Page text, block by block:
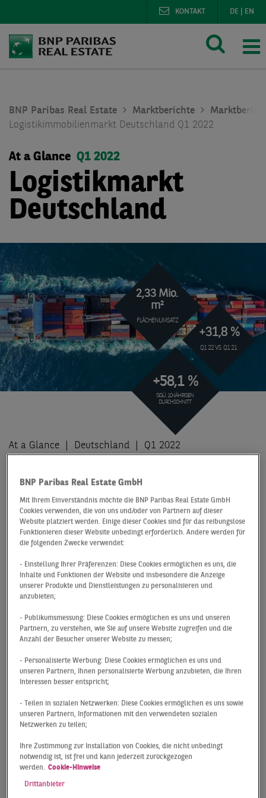
DE EN
KONTAKT
BNP Paribas Real Estate Marktberichte
Logistikimmobilienmarkt Deutschland Q1 2022
At a Glance Q1 2022
Logistikmarkt
Deutschland
2,33 Mio.
m²
FLÄCHENUMSATZ
+31,8 %
Q1 22 VS. Q1 21
+58,1 %
GGÜ. 10-JÄHRIGEN
DURCHSCHNITT
At a Glance Deutschland Q1 2022
MIT NEUEM REKORD
Die deutschen Logistikmärkte schlossen im ersten
Quartal nahtlos an das Rekordjahr 2021 an. Mit
einem Flächenumsatz von 2,33 Mio. m² (inkl.
Eigennutzer) wurde eine neue Bestmarke gesetzt
und das starke Vorjahresergebnis noch einmal um
rund ein Drittel übertroffen. Das jüngste Ergebnis
notiert fast 60 % über dem langjährigen
Durchschnitt.
Zu dem Top-Resultat haben eine Reihe von
in Grünheide, der nach endgültig erfolgter
Baugenehmigung mit 327.000 m² in den Umsatz
Auch abseits der Großtransaktionen war es ein sehr
starkes erstes Quartal. Übergeordnete Trends, wie
die weiter wachsende Bedeutung des E-Commerce,
die Neuorganisation von Lieferketten oder größere
Umstrukturierungsprozesse in der Industrie treiben
aktuell den Markt.
BNP Paribas Real Estate GmbH
Mit Ihrem Einverständnis möchte die BNP Paribas Real Estate GmbH
Cookies verwenden, die von uns und/oder von Partnern auf dieser
Website platziert werden. Einige dieser Cookies sind für das reibungslose
Funktionieren dieser Website unbedingt erforderlich. Andere werden für
die folgenden Zwecke verwendet:
- Einstellung Ihrer Präferenzen: Diese Cookies ermöglichen es uns, die
Inhalte und Funktionen der Website und insbesondere die Anzeige
unserer Produkte und Dienstleistungen zu personalisieren und
anzubieten;
- Publikumsmessung: Diese Cookies ermöglichen es uns und unseren
Partnern, zu verstehen, wie Sie auf unsere Website zugreifen und die
Anzahl der Besucher unserer Website zu messen;
- Personalisierte Werbung: Diese Cookies ermöglichen es uns und
unseren Partnern, Ihnen personalisierte Werbung anzubieten, die Ihren
Interessen besser entspricht;
- Teilen in sozialen Netzwerken: Diese Cookies ermöglichen es uns sowie
unseren Partnern, Informationen mit den verwendeten sozialen
Netzwerken zu teilen;
Ihre Zustimmung zur Installation von Cookies, die nicht unbedingt
notwendig ist, ist frei und kann jederzeit zurückgezogen
werden. Cookie-Hinweise
Drittanbieter